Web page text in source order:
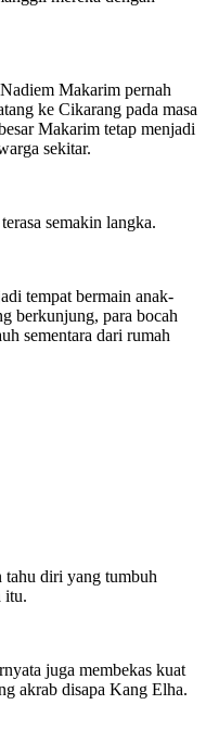
Makarim pernah
ke Cikarang pada masa
Makarim tetap menjadi
sekitar.
semakin langka.
tempat bermain anak-
berkunjung, para bocah
sementara dari rumah
tahu diri yang tumbuh
itu.
juga membekas kuat
akrab disapa Kang Elha.